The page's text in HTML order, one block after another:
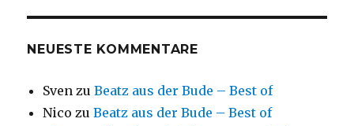
NEUESTE KOMMENTARE
Sven zuBeatz aus der Bude – Best of
Nico zuBeatz aus der Bude – Best of